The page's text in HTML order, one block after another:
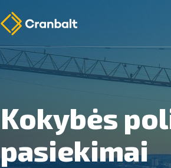
Kokybės
pasiekimai